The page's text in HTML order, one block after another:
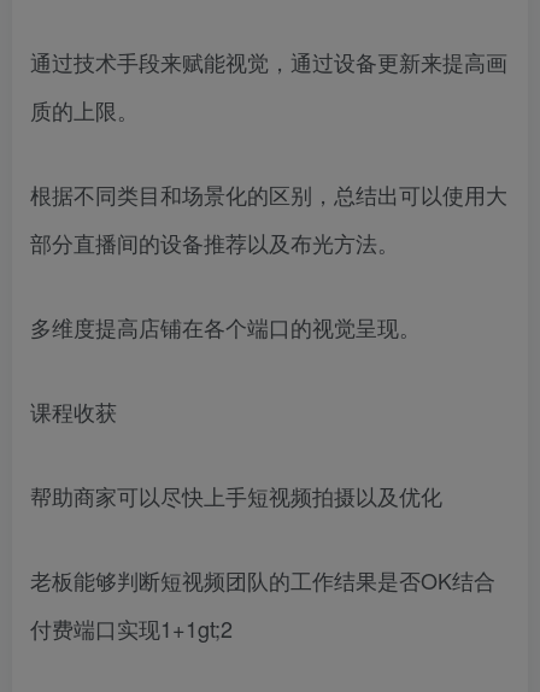
通过技术手段来赋能视觉，通过设备更新来提高画
质的上限。
根据不同类目和场景化的区别，总结出可以使用大
部分直播间的设备推荐以及布光方法。
多维度提高店铺在各个端口的视觉呈现。
课程收获
帮助商家可以尽快上手短视频拍摄以及优化
老板能够判断短视频团队的工作结果是否OK结合
付费端口实现1+1gt;2